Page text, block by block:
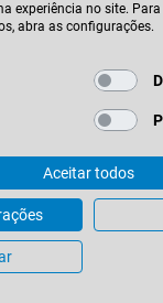
2009
experiência no site.
abra as configurações.
Aceitar todos